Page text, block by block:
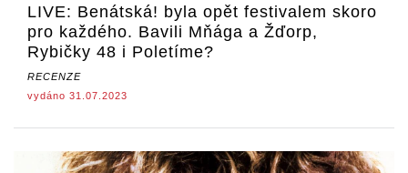
LIVE: Benátská! byla opět festivalem skoro
pro každého. Bavili Mňága a Žďorp,
Rybičky 48 i Poletíme?
RECENZE
vydáno 31.07.2023